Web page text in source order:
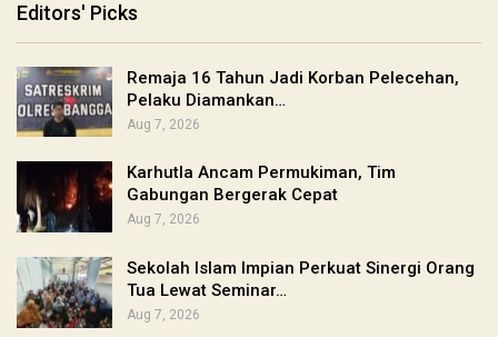
Editors' Picks
Remaja 16 Tahun Jadi Korban Pelecehan,
Pelaku Diamankan…
Aug 7, 2026
Karhutla Ancam Permukiman, Tim
Gabungan Bergerak Cepat
Aug 7, 2026
Sekolah Islam Impian Perkuat Sinergi Orang
Tua Lewat Seminar…
Aug 7, 2026